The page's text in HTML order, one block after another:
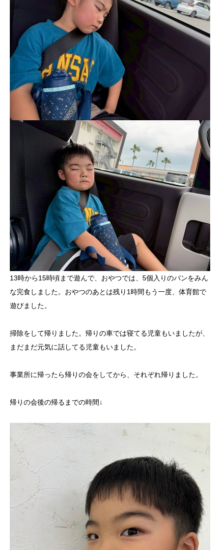
13時から15時頃まで遊んで、おやつでは、5個入りのパンをみん
な完食しました。おやつのあとは残り1時間もう一度、体育館で
遊びました。
掃除をして帰りました。帰りの車では寝てる児童もいましたが、
まだまだ元気に話してる児童もいました。
事業所に帰ったら帰りの会をしてから、それぞれ帰りました。
帰りの会後の帰るまでの時間↓